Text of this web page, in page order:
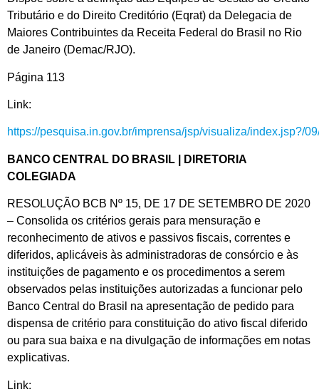
Tributário e do Direito Creditório (Eqrat) da Delegacia de
Maiores Contribuintes da Receita Federal do Brasil no Rio
de Janeiro (Demac/RJO).
Página 113
Link:
https://pesquisa.in.gov.br/imprensa/jsp/visualiza/index.jsp?/
BANCO CENTRAL DO BRASIL | DIRETORIA
COLEGIADA
RESOLUÇÃO BCB Nº 15, DE 17 DE SETEMBRO DE 2020
– Consolida os critérios gerais para mensuração e
reconhecimento de ativos e passivos fiscais, correntes e
diferidos, aplicáveis às administradoras de consórcio e às
instituições de pagamento e os procedimentos a serem
observados pelas instituições autorizadas a funcionar pelo
Banco Central do Brasil na apresentação de pedido para
dispensa de critério para constituição do ativo fiscal diferido
ou para sua baixa e na divulgação de informações em notas
explicativas.
Link: